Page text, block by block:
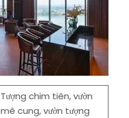
Tượng chim tiên, vườn
mê cung, vườn tượng